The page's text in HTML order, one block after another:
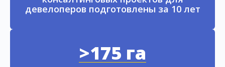
девелоперов подготовлены за 10 лет
>175 га